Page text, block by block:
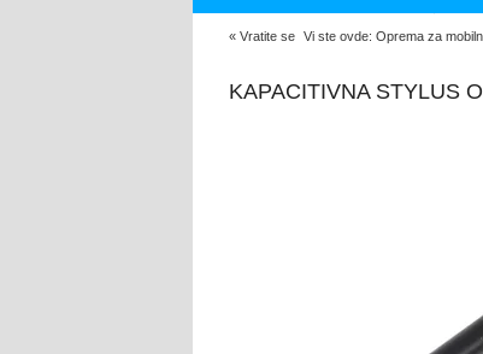
« Vratite se Vi ste ovde: Oprema za
KAPACITIVNA STYLUS